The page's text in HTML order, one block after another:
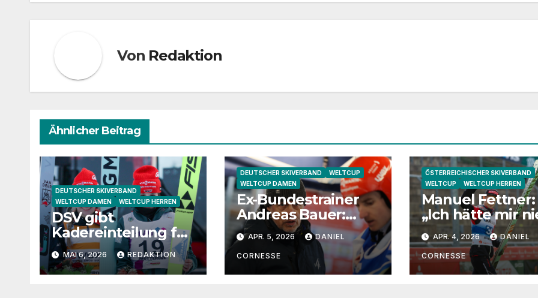
Von Redaktion
Ähnlicher Beitrag
DEUTSCHER SKIVERBAND
WELTCUP DAMEN
WELTCUP HERREN
DSV gibt
Kadereinteilung für
2026/27 bekannt
MAI 6, 2026 REDAKTION
DEUTSCHER SKIVERBAND
WELTCUP
WELTCUP DAMEN
Ex-Bundestrainer
Andreas Bauer:
„Katha Schmid
wäre eine extrem
gute
Jugendtrainerin“
APR. 5, 2026 DANIEL
CORNESSE
ÖSTERREICHISCHER SKIVERBAND
WELTCUP
WELTCUP HERREN
Manuel Fettner:
„Ich hätte mir
vorgestellt,
so lange
APR. 4, 2026 DANIEL
CORNESSE